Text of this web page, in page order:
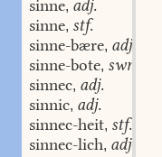
sinne, adj.
sinne, stf.
sinne-bære, adj.
sinne-bote, swm.
sinnec, adj.
sinnic, adj.
sinnec-heit, stf.
sinnec-lich, adj.